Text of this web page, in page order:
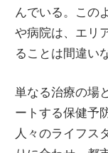
んでいる。この
や病院は、エリ
ることは間違い
単なる治療の場
ートする保健予
人々のライフス